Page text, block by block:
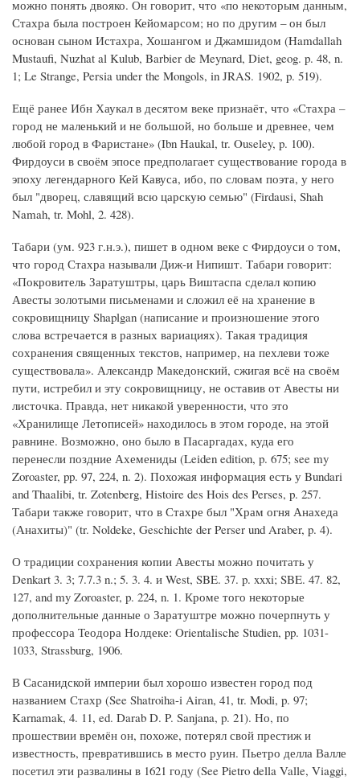
можно понять двояко. Он говорит, что «по некоторым данным,
Стахра была построен Кейомарсом; но по другим – он был
основан сыном Истахра, Хошангом и Джамшидом (Hamdallah
Mustaufi, Nuzhat al Kulub, Barbier de Meynard, Diet, geog. p. 48, n.
1; Le Strange, Persia under the Mongols, in JRAS. 1902, p. 519).
Ещё ранее Ибн Хаукал в десятом веке признаёт, что «Стахра –
город не маленький и не большой, но больше и древнее, чем
любой город в Фаристане» (Ibn Haukal, tr. Ouseley, p. 100).
Фирдоуси в своём эпосе предполагает существование города в
эпоху легендарного Кей Кавуса, ибо, по словам поэта, у него
был "дворец, славящий всю царскую семью" (Firdausi, Shah
Namah, tr. Mohl, 2. 428).
Табари (ум. 923 г.н.э.), пишет в одном веке с Фирдоуси о том,
что город Стахра называли Диж-и Нипишт. Табари говорит:
«Покровитель Заратуштры, царь Виштаспа сделал копию
Авесты золотыми письменами и сложил её на хранение в
сокровищницу Shaplgan (написание и произношение этого
слова встречается в разных вариациях). Такая традиция
сохранения священных текстов, например, на пехлеви тоже
существовала». Александр Македонский, сжигая всё на своём
пути, истребил и эту сокровищницу, не оставив от Авесты ни
листочка. Правда, нет никакой уверенности, что это
«Хранилище Летописей» находилось в этом городе, на этой
равнине. Возможно, оно было в Пасаргадах, куда его
перенесли поздние Ахемениды (Leiden edition, p. 675; see my
Zoroaster, pp. 97, 224, n. 2). Похожая информация есть у Bundari
and Thaalibi, tr. Zotenberg, Histoire des Hois des Perses, p. 257.
Табари также говорит, что в Стахре был "Храм огня Анахеда
(Анахиты)" (tr. Noldeke, Geschichte der Perser und Araber, p. 4).
О традиции сохранения копии Авесты можно почитать у
Denkart 3. 3; 7.7.3 n.; 5. 3. 4. и West, SBE. 37. p. xxxi; SBE. 47. 82,
127, and my Zoroaster, p. 224, n. 1. Кроме того некоторые
дополнительные данные о Заратуштре можно почерпнуть у
профессора Теодора Нолдеке: Orientalische Studien, pp. 1031-
1033, Strassburg, 1906.
В Сасанидской империи был хорошо известен город под
названием Стахр (See Shatroiha-i Airan, 41, tr. Modi, p. 97;
Karnamak, 4. 11, ed. Darab D. P. Sanjana, p. 21). Но, по
прошествии времён он, похоже, потерял свой престиж и
известность, превратившись в место руин. Пьетро делла Валле
посетил эти развалины в 1621 году (See Pietro della Valle, Viaggi,